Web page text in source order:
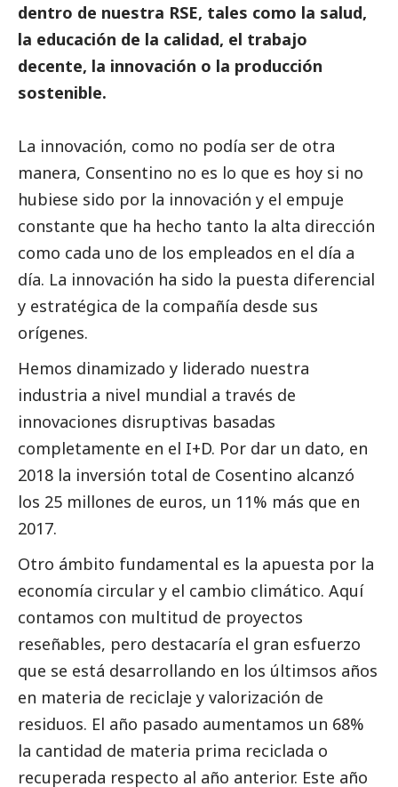
dentro de nuestra RSE, tales como la salud,
la educación de la calidad, el trabajo
decente, la innovación o la producción
sostenible.
La innovación, como no podía ser de otra
manera, Consentino no es lo que es hoy si no
hubiese sido por la innovación y el empuje
constante que ha hecho tanto la alta dirección
como cada uno de los empleados en el día a
día. La innovación ha sido la puesta diferencial
y estratégica de la compañía desde sus
orígenes.
Hemos dinamizado y liderado nuestra
industria a nivel mundial a través de
innovaciones disruptivas basadas
completamente en el I+D. Por dar un dato, en
2018 la inversión total de Cosentino alcanzó
los 25 millones de euros, un 11% más que en
2017.
Otro ámbito fundamental es la apuesta por la
economía circular y el cambio climático. Aquí
contamos con multitud de proyectos
reseñables, pero destacaría el gran esfuerzo
que se está desarrollando en los últimsos años
en materia de reciclaje y valorización de
residuos. El año pasado aumentamos un 68%
la cantidad de materia prima reciclada o
recuperada respecto al año anterior. Este año